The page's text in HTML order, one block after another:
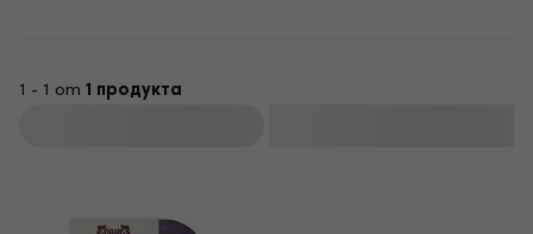
1 - 1 от 1 продукта